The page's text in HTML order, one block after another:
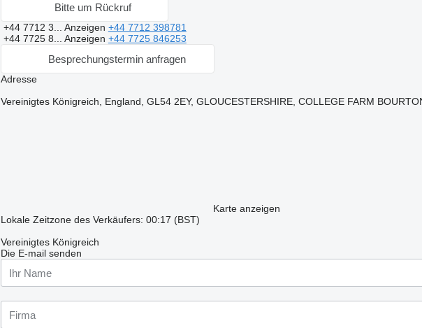
Bitte um Rückruf
+44 7712 3... Anzeigen +44 7712 398781
+44 7725 8... Anzeigen +44 7725 846253
Besprechungstermin anfragen
Adresse
Vereinigtes Königreich, England, GL54 2EY, GLOUCESTERSHIRE, COLLEGE FARM
Karte anzeigen
Lokale Zeitzone des Verkäufers: 00:17 (BST)
Vereinigtes Königreich
Die E-mail senden